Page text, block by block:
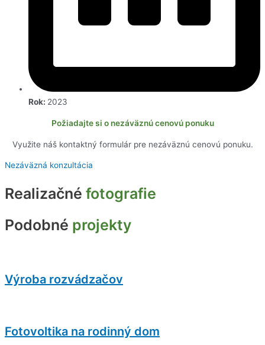
Rok: 2023
Požiadajte si o nezáväznú cenovú ponuku
Využite náš kontaktný formulár pre nezáväznú cenovú ponuku.
Nezáväzná konzultácia
Realizačné fotografie
Podobné projekty
Výroba rozvádzačov
Fotovoltika na rodinný dom